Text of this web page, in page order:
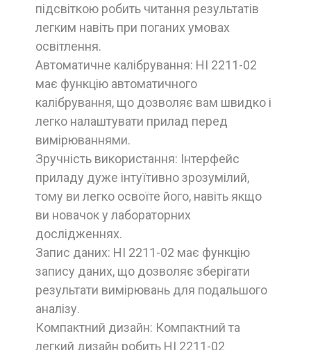
підсвіткою робить читання результатів
легким навіть при поганих умовах
освітлення.
Автоматичне калібрування: HI 2211-02
має функцію автоматичного
калібрування, що дозволяє вам швидко і
легко налаштувати прилад перед
вимірюваннями.
Зручність використання: Інтерфейс
приладу дуже інтуїтивно зрозумілий,
тому ви легко освоїте його, навіть якщо
ви новачок у лабораторних
дослідженнях.
Запис даних: HI 2211-02 має функцію
запису даних, що дозволяє зберігати
результати вимірювань для подальшого
аналізу.
Компактний дизайн: Компактний та
легкий дизайн робить HI 2211-02